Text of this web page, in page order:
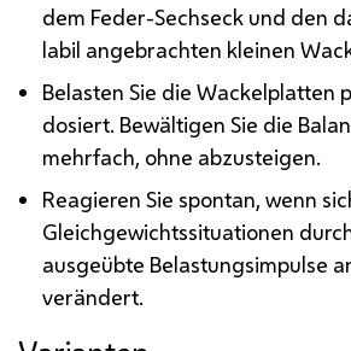
dem Feder-Sechseck und den
labil angebrachten kleinen
Belasten Sie die Wackelplatten
dosiert. Bewältigen Sie die
mehrfach, ohne abzusteigen.
Reagieren Sie spontan, wenn
Gleichgewichtssituationen
ausgeübte Belastungsimpulse
verändert.